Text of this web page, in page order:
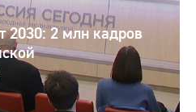
2030: 2 млн кадров